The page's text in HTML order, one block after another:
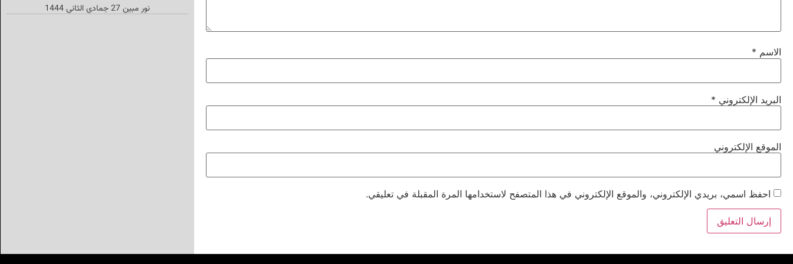
الاسم *
البريد الإلكتروني *
الموقع الإلكتروني
احفظ اسمي، بريدي الإلكتروني، والموقع الإلكتروني في هذا المتصفح لاستخدامها المرة المقبلة في تعليقي.
نور مبین 27 جمادي الثاني 1444